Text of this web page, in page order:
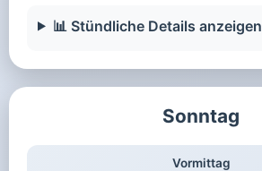
📊 Stündliche Details anzeigen
Sonntag
Vormittag